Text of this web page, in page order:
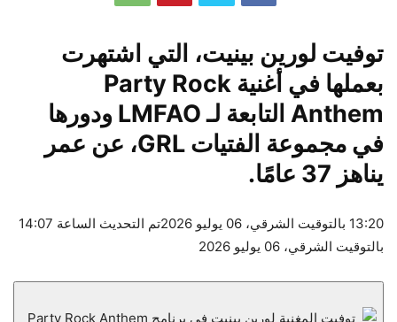
توفيت لورين بينيت، التي اشتهرت
بعملها في أغنية Party Rock
Anthem التابعة لـ LMFAO ودورها
في مجموعة الفتيات GRL، عن عمر
يناهز 37 عامًا.
13:20 بالتوقيت الشرقي، 06 يوليو 2026
تم التحديث الساعة 14:07
بالتوقيت الشرقي، 06 يوليو 2026